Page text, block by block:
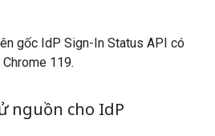
gốc IdP Sign-In Status API có
119.
nguồn cho IdP